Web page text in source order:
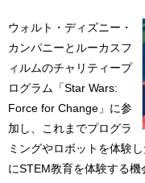
ウォルト・ディズニー・
カンパニーとルーカスフ
ィルムのチャリティープ
ログラム「Star Wars:
Force for Change」に参
加し、これまでプログラ
ミングやロボットを体験
にSTEM教育を体験する機